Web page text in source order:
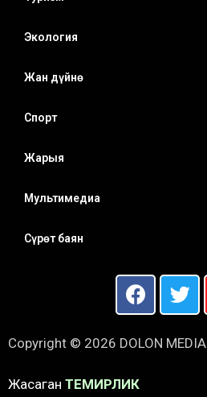
Экология
Жан дүйнө
Спорт
Жарыя
Мультимедиа
Сүрөт баян
Copyright © 2026 DOLON MEDIA
Жасаган ТЕМИРЛИК